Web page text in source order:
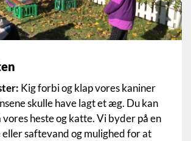
Kig forbi og klap vores kaniner
skulle have lagt et æg. Du kan
vores heste og katte. Vi byder på en
eller saftevand og mulighed for at